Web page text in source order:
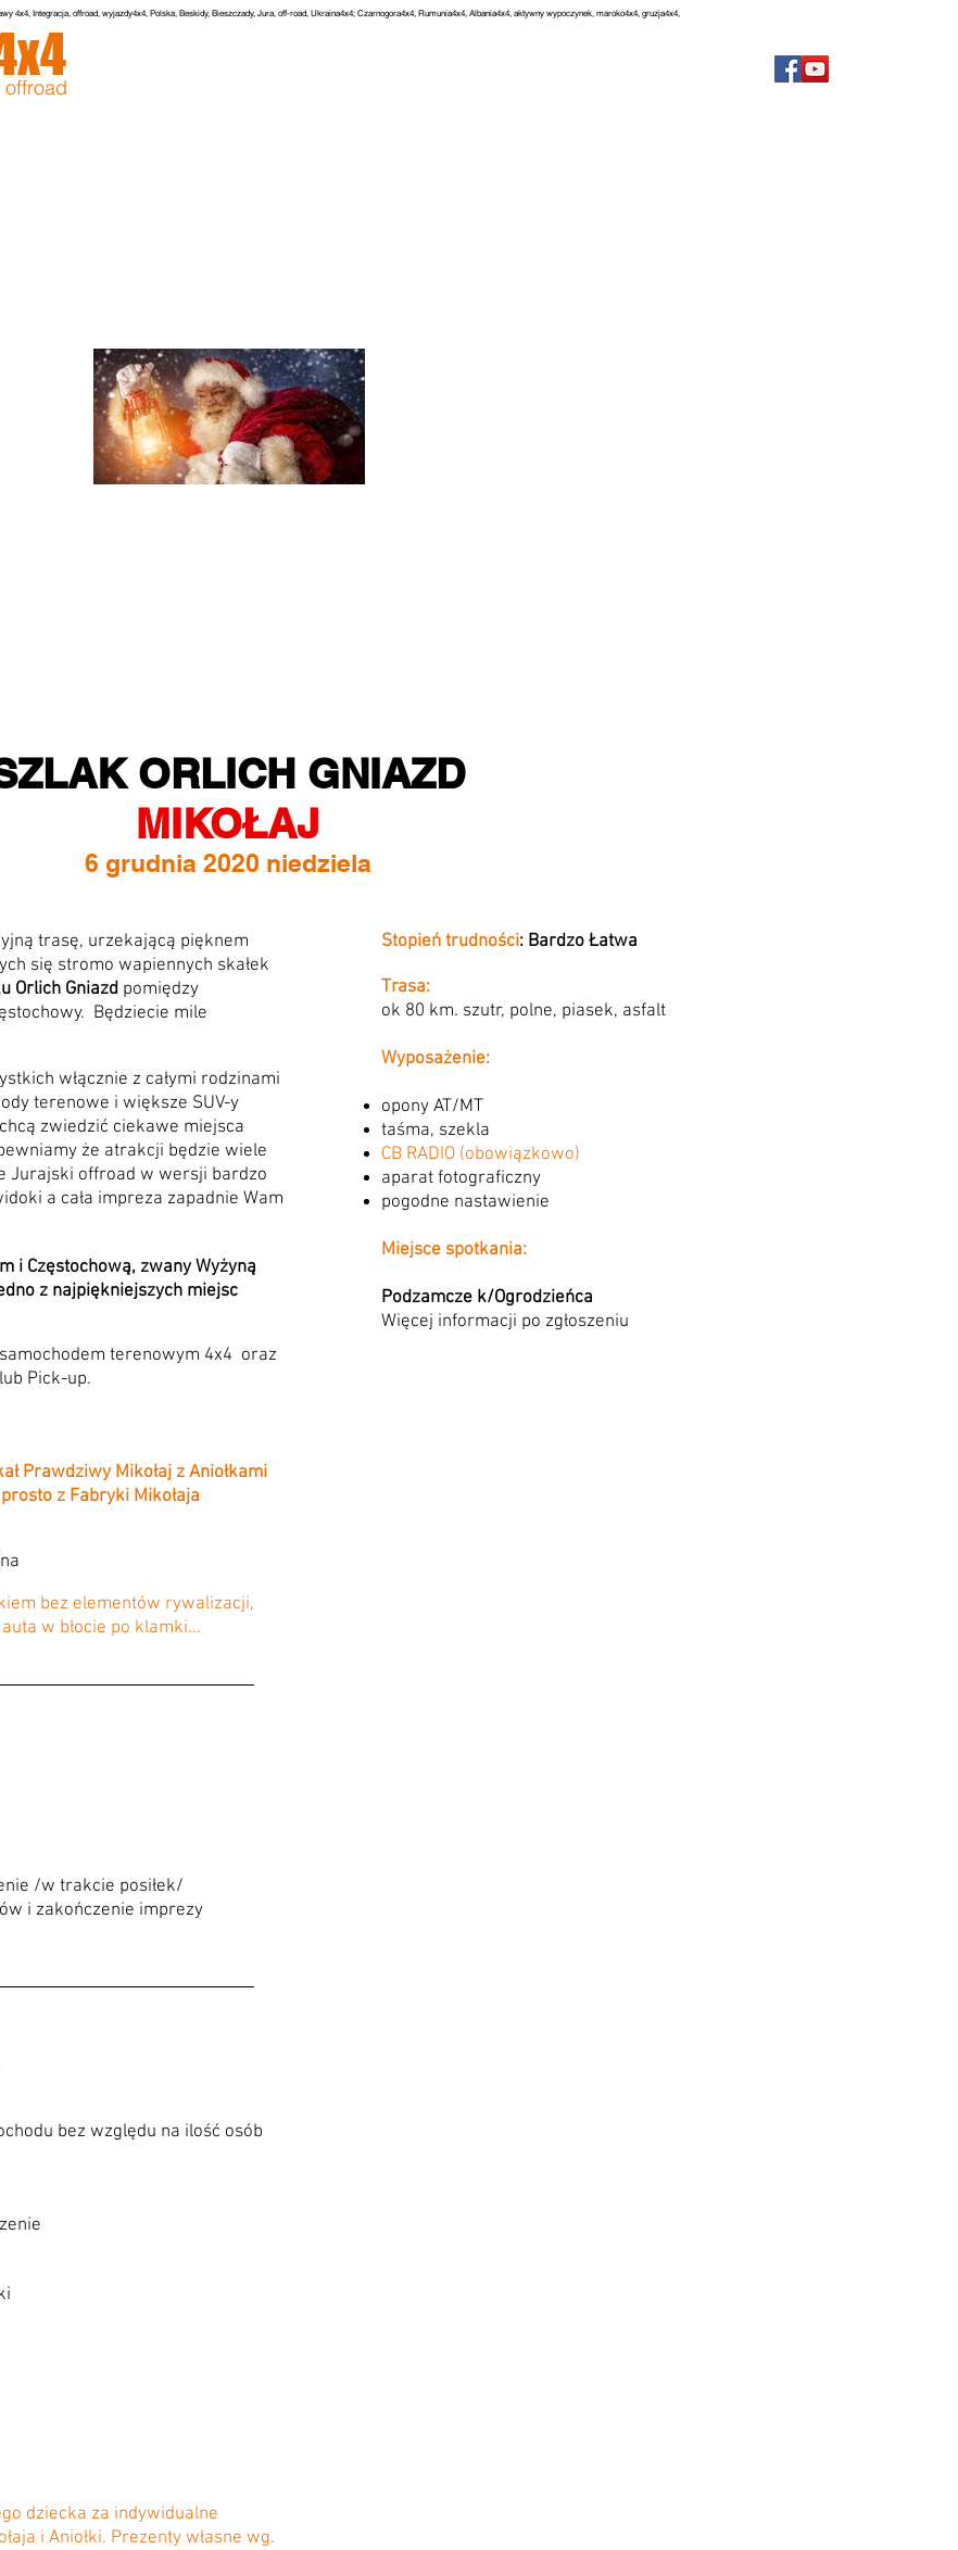
4x4, Integracja, offroad, wyjazdy4x4, Polska, Beskidy, Bieszczady, Jura, off-road, Ukraina4x4; Czarnogora4x4, Rumunia4x4, Albania4x4, aktywny wypoczynek, maroko4x4, gruzja4x4,
ORLICH GNIAZD
MIKOŁAJ
6 grudnia 2020 niedziela
trasę, urzekającą pięknem
się stromo wapiennych skałek
Orlich Gniazd pomiędzy
Będziecie mile
włącznie z całymi rodzinami
terenowe i większe SUV-y
zwiedzić ciekawe miejsca
że atrakcji będzie wiele
Jurajski offroad w wersji bardzo
a cała impreza zapadnie Wam
i Częstochową, zwany Wyżyną
z najpiękniejszych miejsc
terenowym 4x4 oraz
Pick-up.
Prawdziwy Mikołaj z Aniołkami
z Fabryki Mikołaja
bez elementów rywalizacji,
w błocie po klamki...
/w trakcie posiłek/
i zakończenie imprezy
bez względu na ilość osób
dziecka za indywidualne
i Aniołki. Prezenty własne wg.
Stopień trudności: Bardzo Łatwa
Trasa:
ok 80 km. szutr, polne, piasek, asfalt
Wyposażenie:
opony AT/MT
taśma, szekla
CB RADIO (obowiązkowo)
aparat fotograficzny
pogodne nastawienie
Miejsce spotkania:
Podzamcze k/Ogrodzieńca
Więcej informacji po zgłoszeniu